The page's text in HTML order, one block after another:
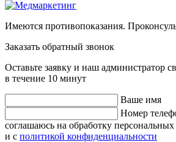
Имеются противопоказания.
Заказать обратный звонок
Оставьте заявку и наш администратор
в течение 10 минут
Ваше имя
Номер
соглашаюсь на обработку
и с политикой конфиденциальности